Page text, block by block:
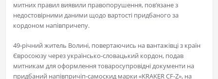
митних правил виявили правопорушення, пов’язане з
недостовірними даними щодо вартості придбаного за
кордоном напівпричепу.
49-річний житель Волині, повертаючись на вантажівці з країн
Євросоюзу через українсько-словацький кордон, подав
митникам для оформлення товаросупровідні документи на
придбаний напівпричіп-самоскид марки «KRAKER CF-Z», на